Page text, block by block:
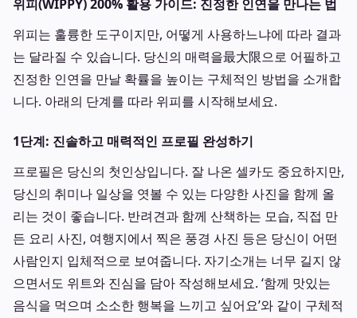
위피(WIPPY) 200% 활용 가이드: 진정한 인연을 만나는 법
위피는 훌륭한 도구이지만, 어떻게 사용하느냐에 따라 결과
는 달라질 수 있습니다. 당신의 매력을最大限으로 어필하고
진정한 인연을 만날 확률을 높이는 구체적인 방법을 소개합
니다. 아래의 단계를 따라 위피를 시작해보세요.
1단계: 진솔하고 매력적인 프로필 완성하기
프로필은 당신의 첫인상입니다. 잘 나온 셀카도 중요하지만,
당신의 취미나 일상을 엿볼 수 있는 다양한 사진을 함께 올
리는 것이 좋습니다. 반려견과 함께 산책하는 모습, 직접 만
든 요리 사진, 여행지에서 찍은 풍경 사진 등은 당신이 어떤
사람인지 입체적으로 보여줍니다. 자기소개는 너무 길지 않
으면서도 위트와 진심을 담아 작성해보세요. ‘함께 맛있는
음식을 먹으며 소소한 행복을 느끼고 싶어요’와 같이 구체적